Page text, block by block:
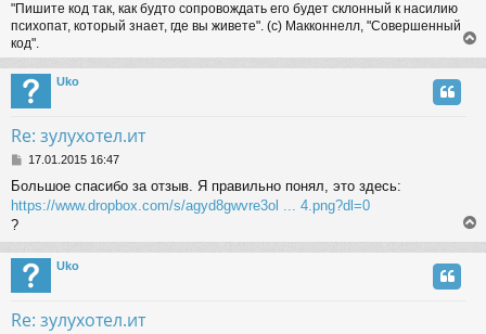
"Пишите код так, как будто сопровождать его будет склонный к насилию
психопат, который знает, где вы живете". (с) Макконнелл, "Совершенный
код".
o
p
Uko
Re: зулухотел.ит
P
s
t
17.01.2015 16:47
Большое спасибо за отзыв. Я правильно понял, это здесь:
https://www.dropbox.com/s/agyd8gwvre3ol ... 4.png?dl=0
?
o
p
Uko
Re: зулухотел.ит